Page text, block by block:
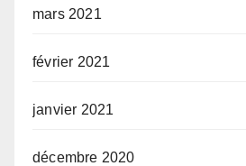
mars 2021
février 2021
janvier 2021
décembre 2020